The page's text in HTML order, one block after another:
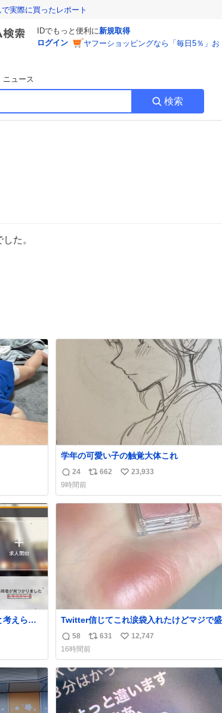
実際に買ったレポート
IDでもっと便利に新規取得
ログイン
ヤフーショッピングなら「毎日5％」お
ニュース
検索
た。
学年の可愛い子の触覚大体これ
返
信
数
24
リ
ス
662
い
ね
23,933
9時間前
考えられ
Twitter信じてこれ涙袋入れたけどマジで
た…ありがとう…
返
信
数
58
リ
ポ
ス
ト
631
い
ね
数
12,747
16時間前